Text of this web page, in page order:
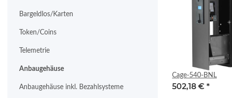
Cage-540-BNL
502,18 € *
Bargeldlos/Karten
Token/Coins
Telemetrie
Anbaugehäuse
Anbaugehäuse inkl. Bezahlsysteme